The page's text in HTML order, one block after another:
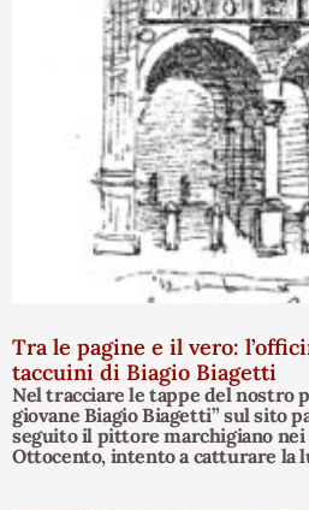
Tra le pagine e il vero:
taccuini di Biagio Biagetti
Nel tracciare le tappe del nostro
giovane Biagio Biagetti” sul sito
seguito il pittore marchigiano
Ottocento, intento a catturare la